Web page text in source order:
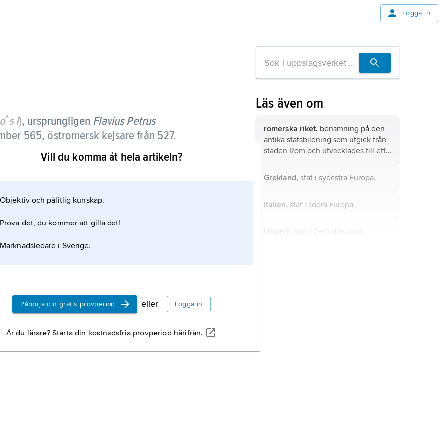
Logga in
I), ursprungligen Flavius Petrus
565, östromersk kejsare från 527.
tack vare sin morbror Justinus I en snabb
livstid skötte han en stor del av
Vill du komma åt hela artikeln?
Objektiv och pålitlig kunskap.
Prova det, du kommer att gilla det!
Marknadsledare i Sverige.
Påbörja din gratis provperiod eller Logga in
Är du lärare? Starta din kostnadsfria provperiod härifrån.
Läs även om
romerska riket, benämning på den
antika statsbildning som utgick från
staden Rom och utvecklades till ett
imperier.
Grekland, stat i sydöstra Europa.
Italien, stat i södra Europa.
Ungern, stat i Centraleuropa.